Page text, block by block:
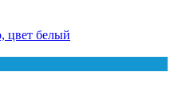
цвет белый